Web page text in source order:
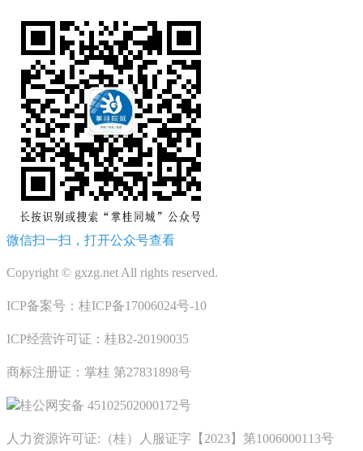
微信扫一扫，打开公众号查看
Copyright © gxzg.net All rights reserved.
ICP备案号：桂ICP备17006024号-10
ICP经营许可证：桂B2-20190035
商标注册证：掌桂 第27831898号
桂公网安备 45102502000172号
人力资源许可证:（桂）人服证字【2023】第1006000113号